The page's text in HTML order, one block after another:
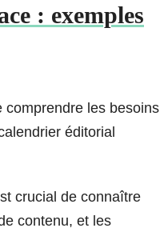
: exemples
comprendre les besoins
éditorial
crucial de connaître
contenu, et les